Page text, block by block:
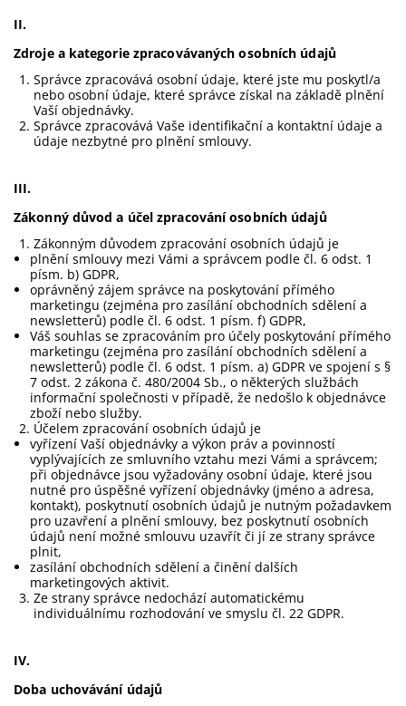
II.
Zdroje a kategorie zpracovávaných osobních údajů
Správce zpracovává osobní údaje, které jste mu poskytl/a
nebo osobní údaje, které správce získal na základě plnění
Vaší objednávky.
Správce zpracovává Vaše identifikační a kontaktní údaje a
údaje nezbytné pro plnění smlouvy.
III.
Zákonný důvod a účel zpracování osobních údajů
Zákonným důvodem zpracování osobních údajů je
plnění smlouvy mezi Vámi a správcem podle čl. 6 odst. 1
písm. b) GDPR,
oprávněný zájem správce na poskytování přímého
marketingu (zejména pro zasílání obchodních sdělení a
newsletterů) podle čl. 6 odst. 1 písm. f) GDPR,
Váš souhlas se zpracováním pro účely poskytování přímého
marketingu (zejména pro zasílání obchodních sdělení a
newsletterů) podle čl. 6 odst. 1 písm. a) GDPR ve spojení s §
7 odst. 2 zákona č. 480/2004 Sb., o některých službách
informační společnosti v případě, že nedošlo k objednávce
zboží nebo služby.
Účelem zpracování osobních údajů je
vyřízení Vaší objednávky a výkon práv a povinností
vyplývajících ze smluvního vztahu mezi Vámi a správcem;
při objednávce jsou vyžadovány osobní údaje, které jsou
nutné pro úspěšné vyřízení objednávky (jméno a adresa,
kontakt), poskytnutí osobních údajů je nutným požadavkem
pro uzavření a plnění smlouvy, bez poskytnutí osobních
údajů není možné smlouvu uzavřít či jí ze strany správce
plnit,
zasílání obchodních sdělení a činění dalších
marketingových aktivit.
Ze strany správce nedochází automatickému
individuálnímu rozhodování ve smyslu čl. 22 GDPR.
IV.
Doba uchovávání údajů